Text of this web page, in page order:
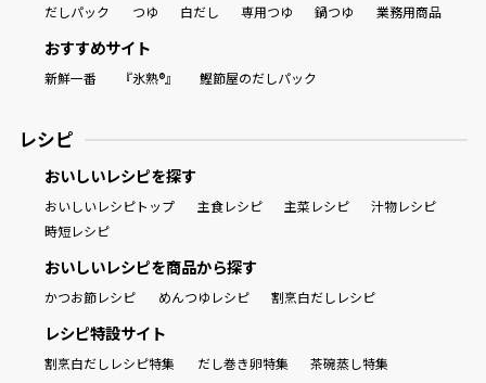
だしパック
つゆ 白だし 専用つゆ 鍋つゆ 業務用商品
おすすめサイト
新鮮一番 『氷熟®』 鰹節屋のだしパック
レシピ
おいしいレシピを探す
おいしいレシピトップ 主食レシピ 主菜レシピ
汁物レシピ
時短レシピ
おいしいレシピを商品から探す
かつお節レシピ めんつゆレシピ 割烹白だしレシピ
レシピ特設サイト
割烹白だしレシピ特集 だし巻き卵特集 茶碗蒸し特集